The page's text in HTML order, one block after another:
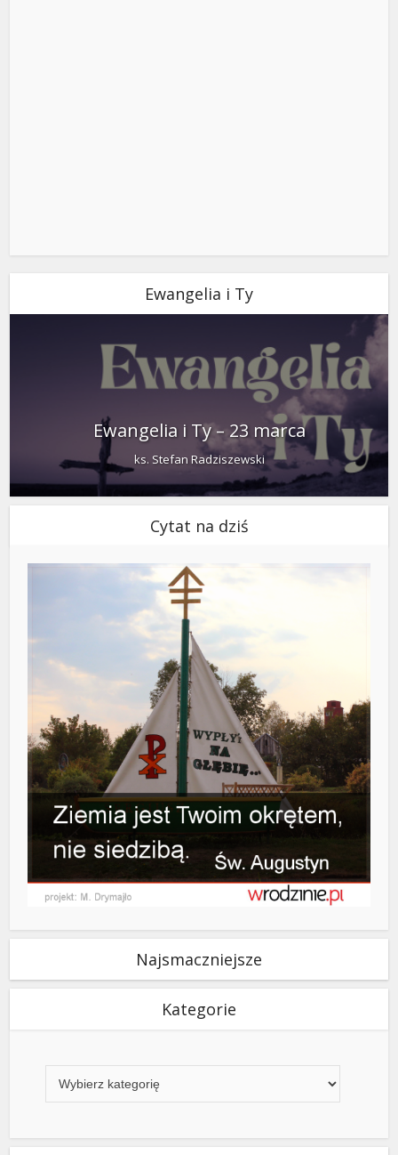
Ewangelia i Ty
Ewangelia i Ty – 23 marca
ks. Stefan Radziszewski
Cytat na dziś
Najsmaczniejsze
Kategorie